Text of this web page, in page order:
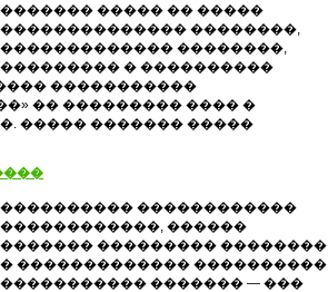
������� ����� �� �����
�������������� ��������,
������������� ��������,
��������� � ����������
�����������
�� ��������� ���� �
����� ������� �����
���������� ������������
������������, ������
������� ��������� ��������
� ������������� ����������
����������� ������� — ���